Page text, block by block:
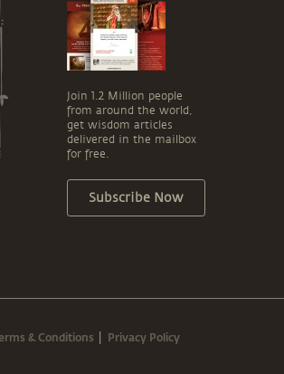
Join 1.2 Million people
from around the world,
get wisdom articles
delivered in the mailbox
for free.
Subscribe Now
& Conditions Privacy Policy